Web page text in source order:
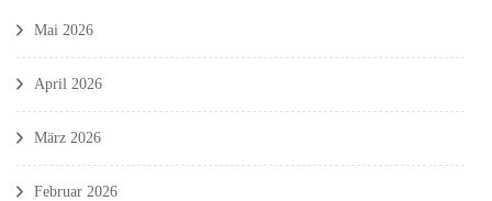
Mai 2026
April 2026
März 2026
Februar 2026